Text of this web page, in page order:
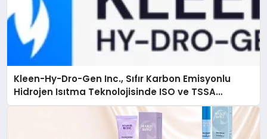
Kleen-Hy-Dro-Gen Inc., Sıfır Karbon Emisyonlu
Hidrojen Isıtma Teknolojisinde ISO ve TSSA
Düzenleyici Onaylarını Aldı